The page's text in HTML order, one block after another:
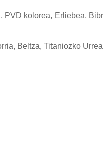
PVD kolorea, Erliebea,
Beltza, Titaniozko